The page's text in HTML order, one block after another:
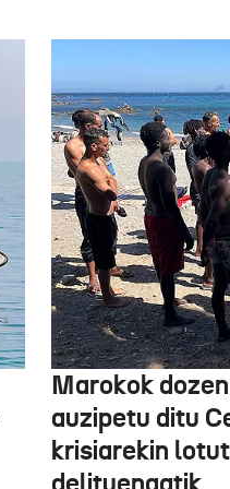
Marokok
auzipetu ditu
krisiarekin